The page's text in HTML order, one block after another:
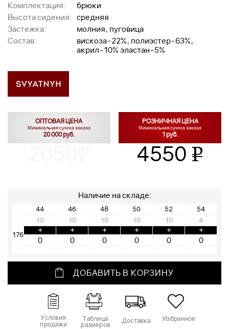
Комплектация:
брюки
Высота сидения:
средняя
Застежка:
молния, пуговица
Состав:
вискоза-22%, полиэстер-63%,
акрил-10% эластан-5%
ОПТОВАЯ ЦЕНА
Минимальная сумма заказа
20 000 руб.
РОЗНИЧНАЯ ЦЕНА
Минимальная сумма заказа
1 руб.
4550 v
Наличие на складе:
44 46 48 50 52 54
176
10
+
10
+
10
+
10
+
10
+
4
+
ДОБАВИТЬ В КОРЗИНУ
Условия
продажи
Таблица
размеров
Доставка Избранное